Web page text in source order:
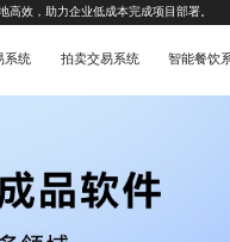
效，助力企业低成本完成项目部署。
系统 拍卖交易系统 智能餐饮